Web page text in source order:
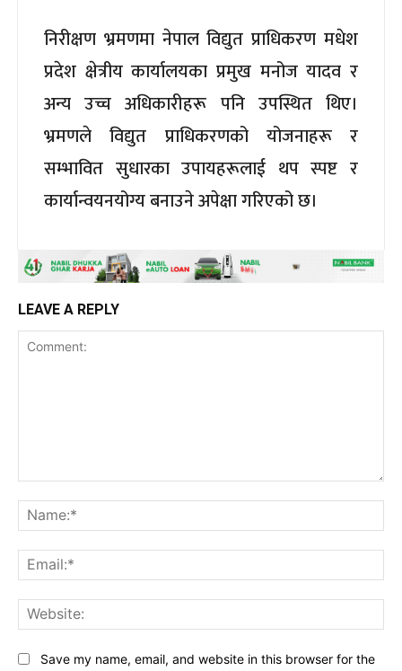
निरीक्षण भ्रमणमा नेपाल विद्युत प्राधिकरण मधेश
प्रदेश क्षेत्रीय कार्यालयका प्रमुख मनोज यादव र
अन्य उच्च अधिकारीहरू पनि उपस्थित थिए।
भ्रमणले विद्युत प्राधिकरणको योजनाहरू र
सम्भावित सुधारका उपायहरूलाई थप स्पष्ट र
कार्यान्वयनयोग्य बनाउने अपेक्षा गरिएको छ।
LEAVE A REPLY
Save my name, email, and website in this browser for the